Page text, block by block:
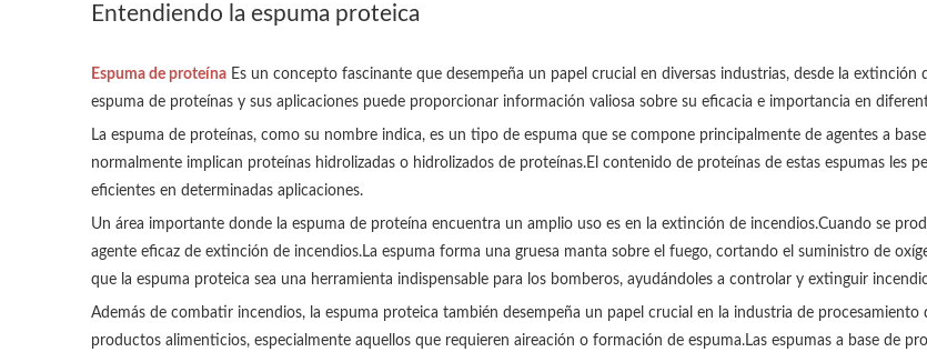
Entendiendo la espuma proteica
Espuma de proteína Es un concepto fascinante que desempeña un papel crucial en diversas industrias, desde la
espuma de proteínas y sus aplicaciones puede proporcionar información valiosa sobre su eficacia e importancia en
La espuma de proteínas, como su nombre indica, es un tipo de espuma que se compone principalmente de agentes a
normalmente implican proteínas hidrolizadas o hidrolizados de proteínas.El contenido de proteínas de estas espumas les
eficientes en determinadas aplicaciones.
Un área importante donde la espuma de proteína encuentra un amplio uso es en la extinción de incendios.Cuando se
agente eficaz de extinción de incendios.La espuma forma una gruesa manta sobre el fuego, cortando el suministro de
que la espuma proteica sea una herramienta indispensable para los bomberos, ayudándoles a controlar y extinguir
Además de combatir incendios, la espuma proteica también desempeña un papel crucial en la industria de
productos alimenticios, especialmente aquellos que requieren aireación o formación de espuma.Las espumas a base de